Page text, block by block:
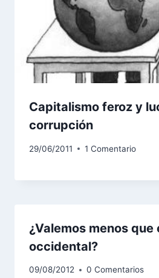
Capitalismo feroz y
corrupción
29/06/2011 1 Comentario
¿Valemos menos que
occidental?
09/08/2012 0 Comentarios